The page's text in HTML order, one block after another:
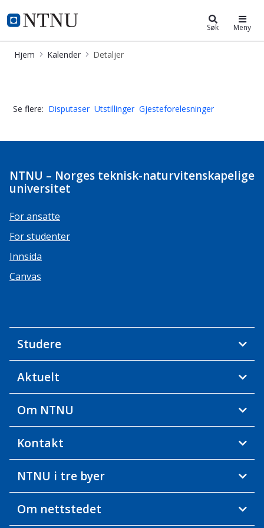
NTNU Hjemmeside
Kalender Søk Meny
Hjem Kalender Detaljer
Se flere: Disputaser Utstillinger Gjesteforelesninger
NTNU – Norges teknisk-naturvitenskapelige
universitet
For ansatte
For studenter
Innsida
Canvas
Studere
Aktuelt
Om NTNU
Kontakt
NTNU i tre byer
Om nettstedet